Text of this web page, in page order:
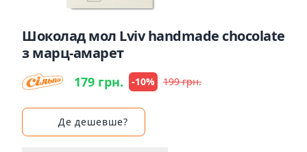
Шоколад мол Lviv handmade chocolate
з марц-амарет
179 грн. -10% 199 грн.
Де дешевше?